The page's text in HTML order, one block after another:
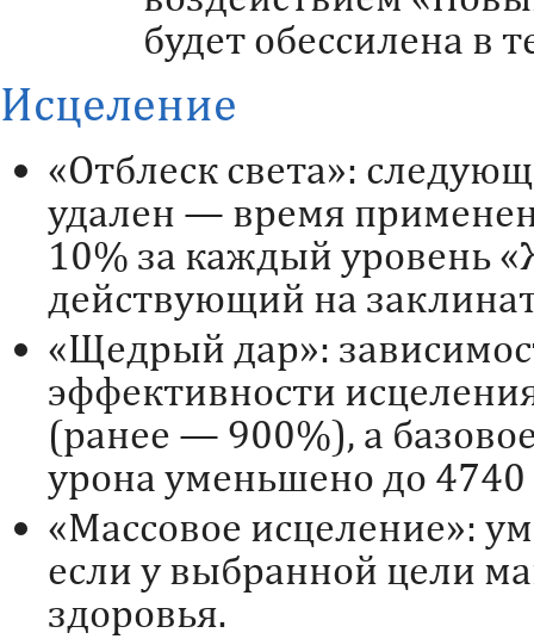
будет обессилена в
Исцеление
«Отблеск света»:
удален — время
10% за каждый уровень
действующий на
«Щедрый дар»:
эффективности
(ранее — 900%), а
урона уменьшено до
«Массовое исцеление»:
если у выбранной цели
здоровья.